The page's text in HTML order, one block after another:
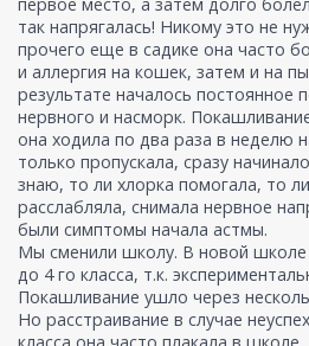
так напрягалась! Никому это не
прочего еще в садике она часто
и аллергия на кошек, затем и на
результате началось постоянное
нервного и насморк.
она ходила по два раза в неделю
только пропускала, сразу
знаю, то ли хлорка помогала, то
расслабляла, снимала нервное
были симптомы начала астмы.
Мы сменили школу. В новой школе
до 4 го класса, т.к.
Покашливание ушло через
Но расстраивание в случае